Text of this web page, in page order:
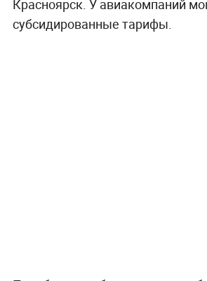
Красноярск. У авиакомпаний
субсидированные тарифы.